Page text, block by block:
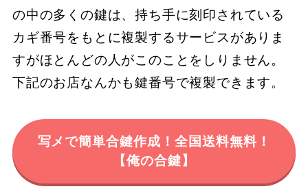
の中の多くの鍵は、持ち手に刻印されている
カギ番号をもとに複製するサービスがありま
すがほとんどの人がこのことをしりません。
下記のお店なんかも鍵番号で複製できます。
写メで簡単合鍵作成！全国送料無料！
【俺の合鍵】